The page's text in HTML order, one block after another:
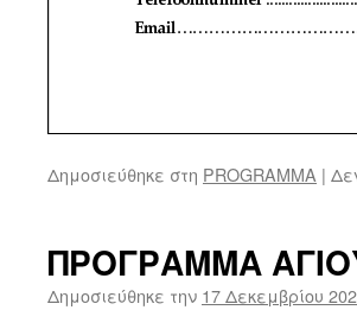
Δημοσιεύθηκε στη PROGRAMMA |
ΠΡΟΓΡΑΜΜΑ
Δημοσιεύθηκε την 17 Δεκεμβρίου